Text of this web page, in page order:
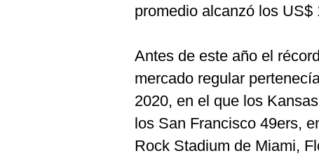
promedio alcanzó los US$
Antes de este año el
mercado regular
2020, en el que los
los San Francisco 49ers,
Rock Stadium de Miami,